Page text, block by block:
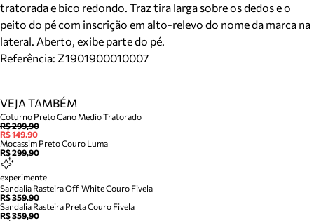
tratorada e bico redondo. Traz tira larga sobre os dedos e o
peito do pé com inscrição em alto-relevo do nome da marca na
lateral. Aberto, exibe parte do pé.
Referência: Z1901900010007
VEJA TAMBÉM
Coturno Preto Cano Medio Tratorado
R$ 299,90
R$ 149,90
Mocassim Preto Couro Luma
R$ 299,90
experimente
Sandalia Rasteira Off-White Couro Fivela
R$ 359,90
Sandalia Rasteira Preta Couro Fivela
R$ 359,90